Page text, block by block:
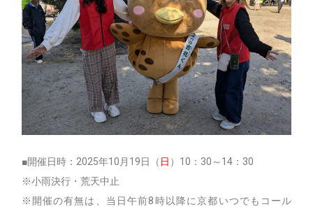
■開催日時：2025年10月19日（ 日 ）10：30～14：30
※小雨決行・荒天中止
※開催の有無は、当日午前8時以降に京都いつでもコール